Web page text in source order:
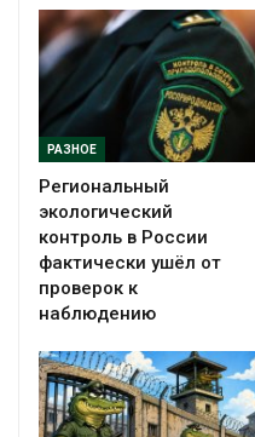
РАЗНОЕ
Региональный
экологический
контроль в России
фактически ушёл от
проверок к
наблюдению